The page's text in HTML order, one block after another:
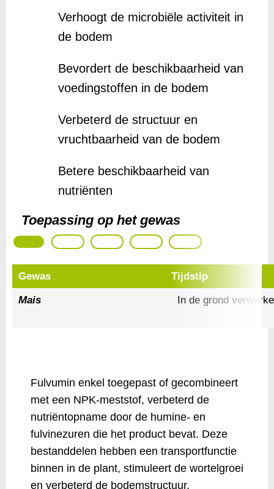
Verhoogt de microbiële activiteit in
de bodem
Bevordert de beschikbaarheid van
voedingstoffen in de bodem
Verbeterd de structuur en
vruchtbaarheid van de bodem
Betere beschikbaarheid van
nutriënten
Toepassing op het gewas
Gewas Tijdstip
Mais In de grond
Fulvumin enkel toegepast of gecombineert
met een NPK-meststof, verbeterd de
nutriëntopname door de humine- en
fulvinezuren die het product bevat. Deze
bestanddelen hebben een transportfunctie
binnen in de plant, stimuleert de wortelgroei
en verbeterd de bodemstructuur.